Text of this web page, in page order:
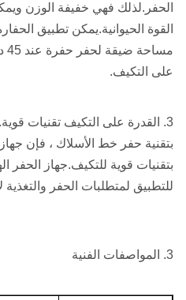
الحفر.لذلك فهي خفيفة الوزن
القوة الحيوانية.يمكن تطبيق
على التكيف.
3. القدرة على التكيف تقنيات
بتقنية حفر خط الأسلاك ، فإن
للتطبيق لمتطلبات الحفر
3. المواصفات الفنية